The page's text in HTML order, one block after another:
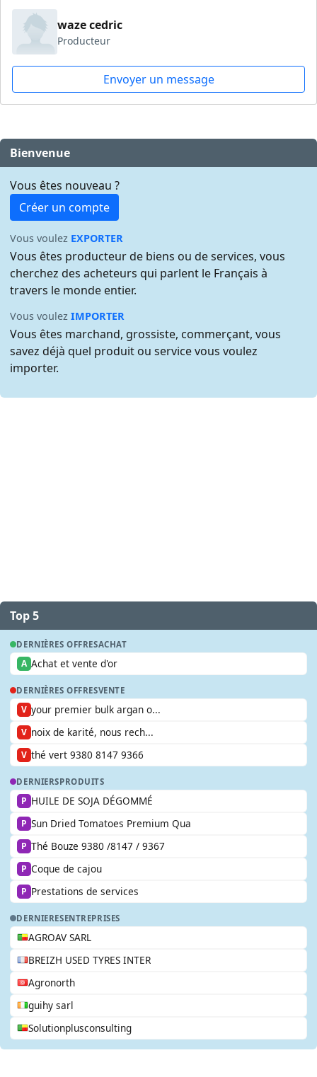
waze cedric
Producteur
Envoyer un message
Bienvenue
Vous êtes nouveau ?
Créer un compte
Vous voulez EXPORTER
Vous êtes producteur de biens ou de services, vous
cherchez des acheteurs qui parlent le Français à
travers le monde entier.
Vous voulezIMPORTER
Vous êtes marchand, grossiste, commerçant, vous
savez déjà quel produit ou service vous voulez
importer.
Top 5
DERNIÈRES OFFRESACHAT
A Achat et vente d'or
DERNIÈRES OFFRESVENTE
V your premier bulk argan o...
V noix de karité, nous rech...
V thé vert 9380 8147 9366
DERNIERSPRODUITS
P HUILE DE SOJA DÉGOMMÉ
P Sun Dried Tomatoes Premium Qua
P Thé Bouze 9380 /8147 / 9367
P Coque de cajou
P Prestations de services
DERNIERESENTREPRISES
AGROAV SARL
BREIZH USED TYRES INTER
Agronorth
guihy sarl
Solutionplusconsulting